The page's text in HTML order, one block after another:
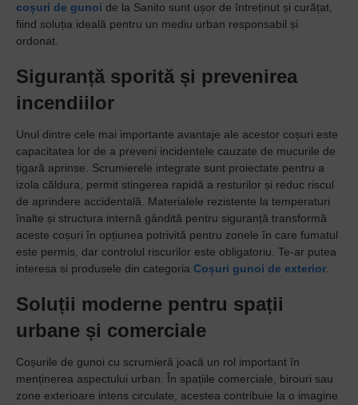
coșuri de gunoi de la Sanito sunt ușor de întreținut și curățat,
fiind soluția ideală pentru un mediu urban responsabil și
ordonat.
Siguranță sporită și prevenirea
incendiilor
Unul dintre cele mai importante avantaje ale acestor coșuri este
capacitatea lor de a preveni incidentele cauzate de mucurile de
țigară aprinse. Scrumierele integrate sunt proiectate pentru a
izola căldura, permit stingerea rapidă a resturilor și reduc riscul
de aprindere accidentală. Materialele rezistente la temperaturi
înalte și structura internă gândită pentru siguranță transformă
aceste coșuri în opțiunea potrivită pentru zonele în care fumatul
este permis, dar controlul riscurilor este obligatoriu. Te-ar putea
interesa si produsele din categoria Coșuri gunoi de exterior.
Soluții moderne pentru spații
urbane și comerciale
Coșurile de gunoi cu scrumieră joacă un rol important în
menținerea aspectului urban. În spațiile comerciale, birouri sau
zone exterioare intens circulate, acestea contribuie la o imagine